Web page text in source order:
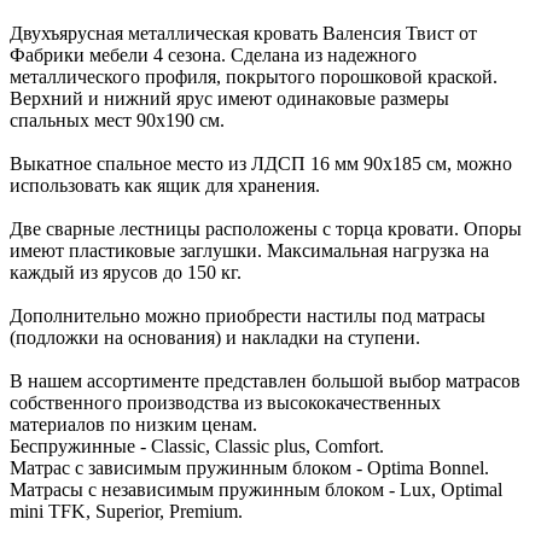
Двухъярусная металлическая кровать Валенсия Твист от
Фабрики мебели 4 сезона. Сделана из надежного
металлического профиля, покрытого порошковой краской.
Верхний и нижний ярус имеют одинаковые размеры
спальных мест 90х190 см.
Выкатное спальное место из ЛДСП 16 мм 90х185 см, можно
использовать как ящик для хранения.
Две сварные лестницы расположены с торца кровати. Опоры
имеют пластиковые заглушки. Максимальная нагрузка на
каждый из ярусов до 150 кг.
Дополнительно можно приобрести настилы под матрасы
(подложки на основания) и накладки на ступени.
В нашем ассортименте представлен большой выбор матрасов
собственного производства из высококачественных
материалов по низким ценам.
Беспружинные - Classic, Classic plus, Comfort.
Матрас с зависимым пружинным блоком - Optima Bonnel.
Матрасы с независимым пружинным блоком - Lux, Optimal
mini TFK, Superior, Premium.